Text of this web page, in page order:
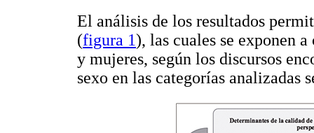
El análisis de los resultados
(figura 1), las cuales se exponen
y mujeres, según los discursos
sexo en las categorías analizadas